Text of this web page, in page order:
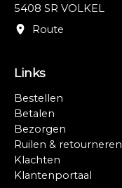
5408 SR VOLKEL
Route
Links
Bestellen
Betalen
Bezorgen
Ruilen & retourneren
Klachten
Klantenportaal